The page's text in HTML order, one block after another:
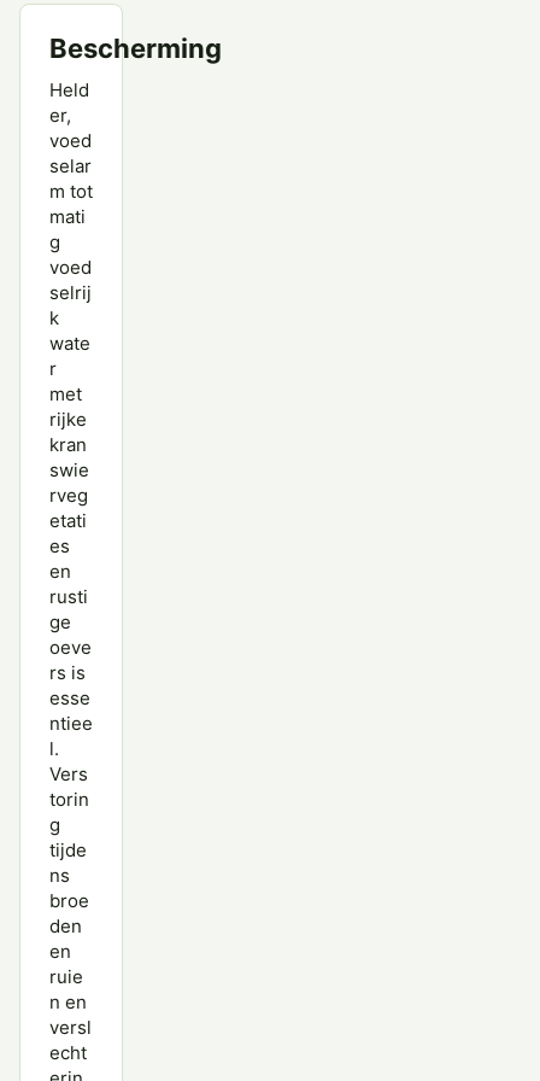
Bescherming
Held
er,
voed
selar
m tot
mati
g
voed
selrij
k
wate
r
met
rijke
kran
swie
rveg
etati
es
en
rusti
ge
oeve
rs is
esse
ntiee
l.
Vers
torin
g
tijde
ns
broe
den
en
ruie
n en
versl
echt